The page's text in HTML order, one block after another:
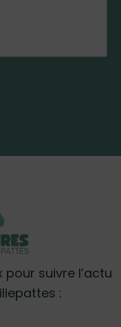
suivre l’actu
: